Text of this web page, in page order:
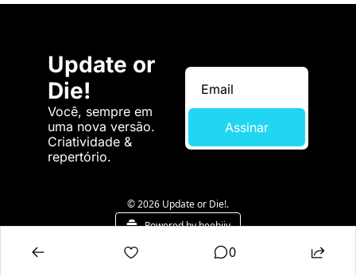
Update or
Die!
Você, sempre em
uma nova versão.
Criatividade &
repertório.
Assinar
© 2026 Update or Die!.
Powered by beehiiv
0